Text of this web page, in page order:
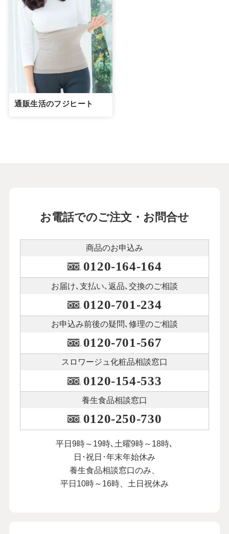
通販生活のフジヒート
お電話でのご注文・お問合せ
商品のお申込み
0120-164-164
お届け､支払い､ 返品､交換のご相談
0120-701-234
お申込み前後の疑問､修理のご相談
0120-701-567
スロワージュ化粧品相談窓口
0120-154-533
養生食品相談窓口
0120-250-730
平日9時～19時､土曜9時～18時､
日･祝日･年末年始休み
養生食品相談窓口のみ、
平日10時～16時、土日祝休み